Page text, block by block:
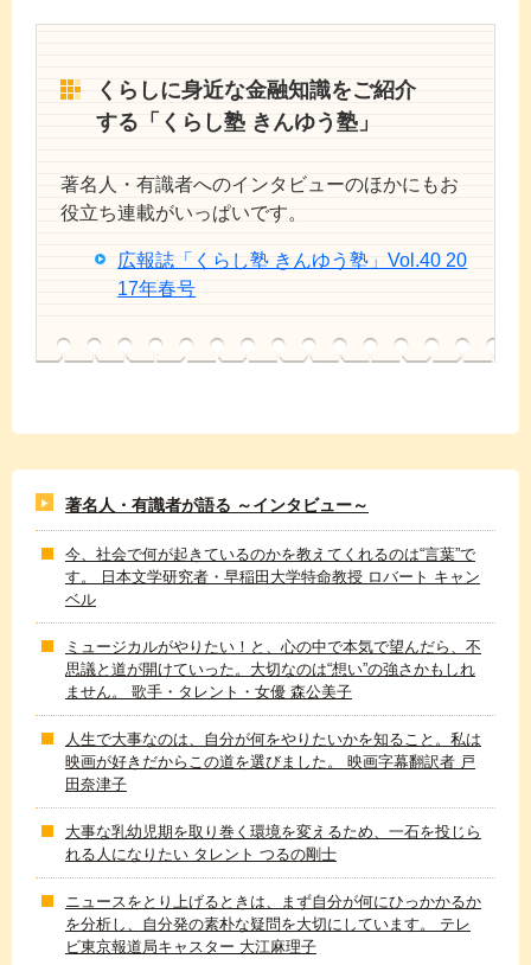
くらしに身近な金融知識をご紹介
する「くらし塾 きんゆう塾」
著名人・有識者へのインタビューのほかにもお
役立ち連載がいっぱいです。
広報誌「くらし塾 きんゆう塾」Vol.40 20
17年春号
著名人・有識者が語る ～インタビュー～
今、社会で何が起きているのかを教えてくれるのは“言葉”で
す。 日本文学研究者・早稲田大学特命教授 ロバート キャン
ベル
ミュージカルがやりたい！と、心の中で本気で望んだら、不
思議と道が開けていった。大切なのは“想い”の強さかもしれ
ません。 歌手・タレント・女優 森公美子
人生で大事なのは、自分が何をやりたいかを知ること。私は
映画が好きだからこの道を選びました。 映画字幕翻訳者 戸
田奈津子
大事な乳幼児期を取り巻く環境を変えるため、一石を投じら
れる人になりたい タレント つるの剛士
ニュースをとり上げるときは、まず自分が何にひっかかるか
を分析し、自分発の素朴な疑問を大切にしています。 テレ
ビ東京報道局キャスター 大江麻理子